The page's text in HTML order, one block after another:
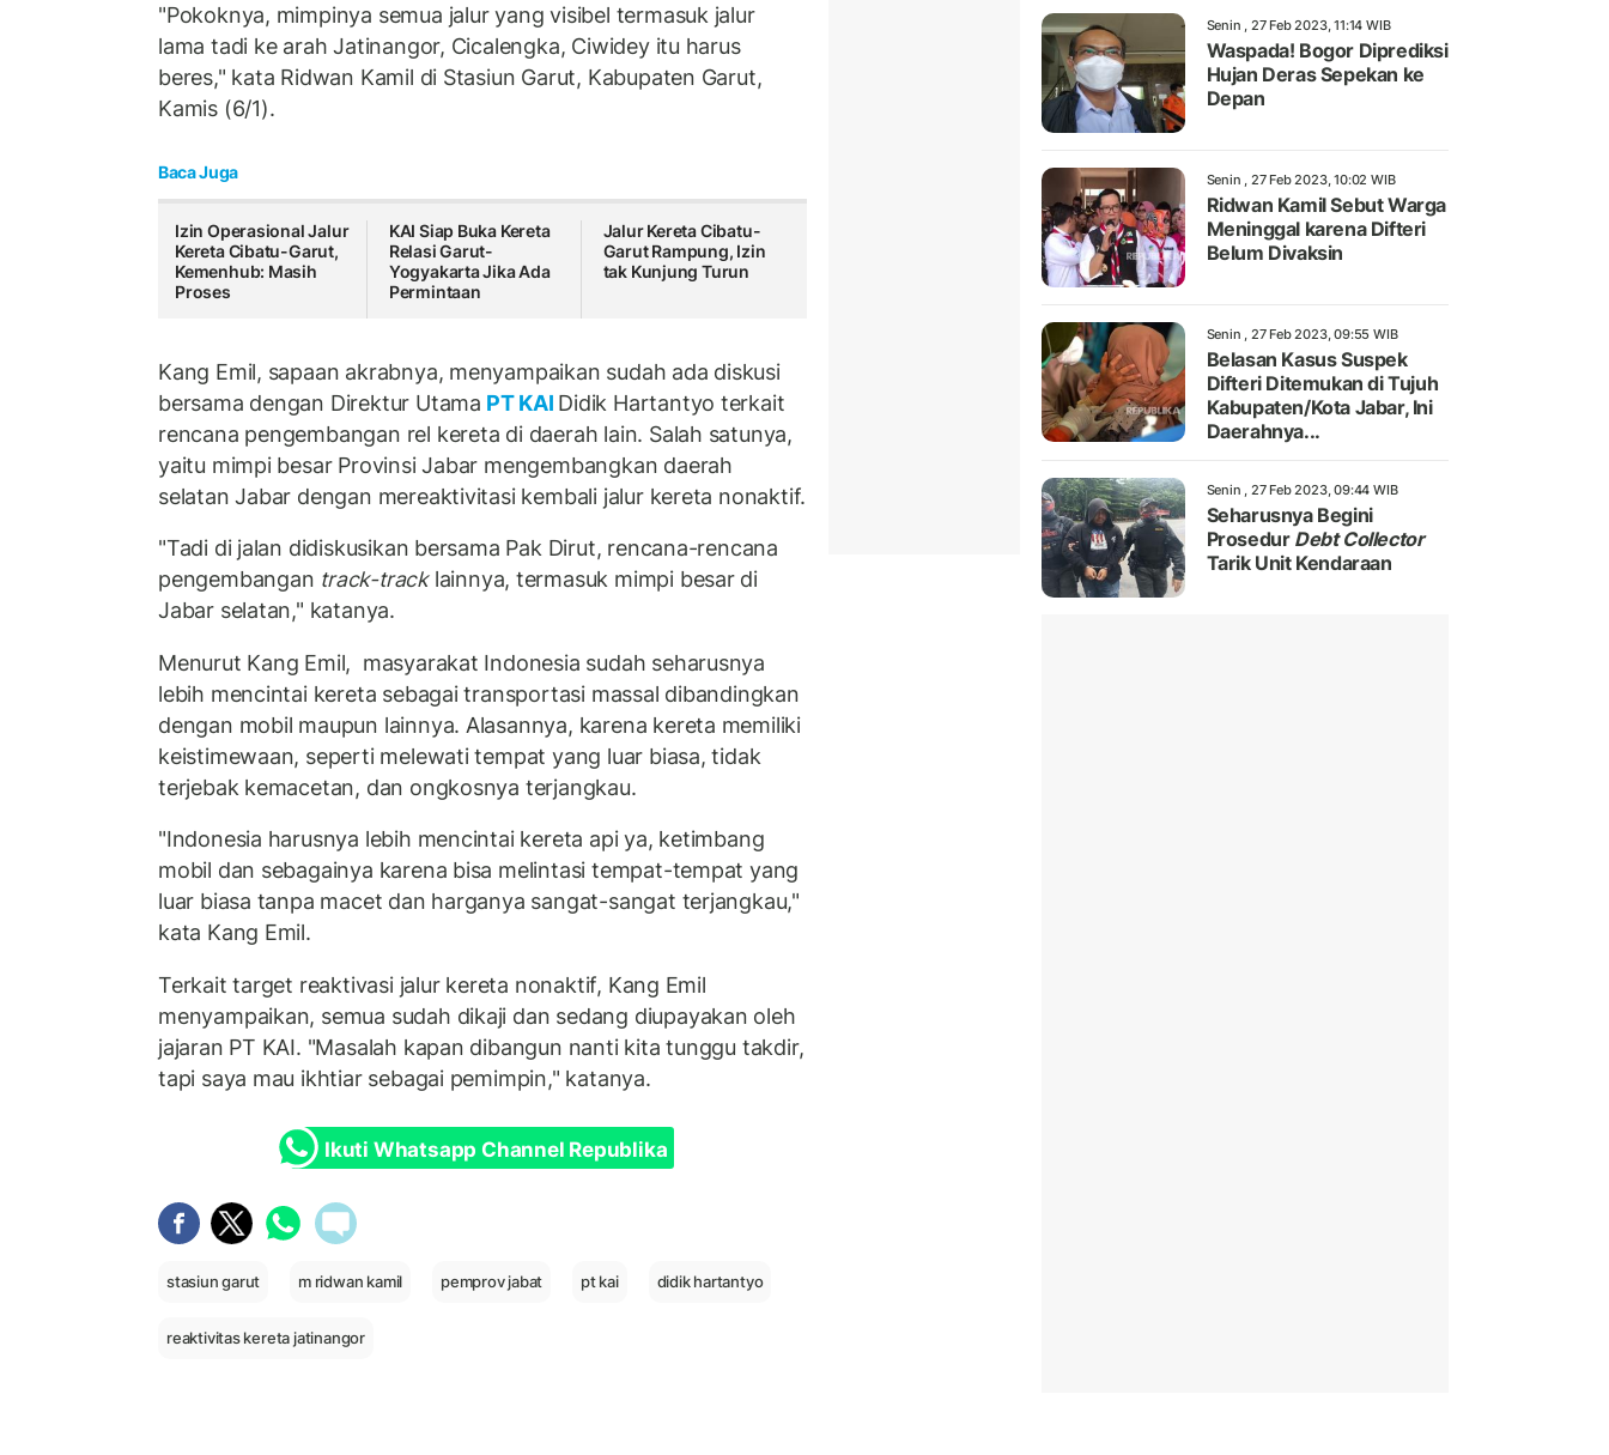
"Pokoknya, mimpinya semua jalur yang visibel termasuk jalur
lama tadi ke arah Jatinangor, Cicalengka, Ciwidey itu harus
beres," kata Ridwan Kamil di Stasiun Garut, Kabupaten Garut,
Kamis (6/1).
Baca Juga
Izin Operasional Jalur
Kereta Cibatu-Garut,
Kemenhub: Masih
Proses
KAI Siap Buka Kereta
Relasi Garut-
Yogyakarta Jika Ada
Permintaan
Jalur Kereta Cibatu-
Garut Rampung, Izin
tak Kunjung Turun
Kang Emil, sapaan akrabnya, menyampaikan sudah ada diskusi
bersama dengan Direktur Utama PT KAI Didik Hartantyo terkait
rencana pengembangan rel kereta di daerah lain. Salah satunya,
yaitu mimpi besar Provinsi Jabar mengembangkan daerah
selatan Jabar dengan mereaktivitasi kembali jalur kereta nonaktif.
"Tadi di jalan didiskusikan bersama Pak Dirut, rencana-rencana
pengembangan track-tracklainnya, termasuk mimpi besar di
Jabar selatan," katanya.
Menurut Kang Emil, masyarakat Indonesia sudah seharusnya
lebih mencintai kereta sebagai transportasi massal dibandingkan
dengan mobil maupun lainnya. Alasannya, karena kereta memiliki
keistimewaan, seperti melewati tempat yang luar biasa, tidak
terjebak kemacetan, dan ongkosnya terjangkau.
"Indonesia harusnya lebih mencintai kereta api ya, ketimbang
mobil dan sebagainya karena bisa melintasi tempat-tempat yang
luar biasa tanpa macet dan harganya sangat-sangat terjangkau,"
kata Kang Emil.
Terkait target reaktivasi jalur kereta nonaktif, Kang Emil
menyampaikan, semua sudah dikaji dan sedang diupayakan oleh
jajaran PT KAI. "Masalah kapan dibangun nanti kita tunggu takdir,
tapi saya mau ikhtiar sebagai pemimpin," katanya.
Ikuti Whatsapp Channel Republika
stasiun garut m ridwan kamil pemprov jabat pt kai didik hartantyo
reaktivitas kereta jatinangor
Senin , 27 Feb 2023, 11:14 WIB
Waspada! Bogor Diprediksi
Hujan Deras Sepekan ke
Depan
Senin , 27 Feb 2023, 10:02 WIB
Ridwan Kamil Sebut Warga
Meninggal karena Difteri
Belum Divaksin
Senin , 27 Feb 2023, 09:55 WIB
Belasan Kasus Suspek
Difteri Ditemukan di Tujuh
Kabupaten/Kota Jabar, Ini
Daerahnya...
Senin , 27 Feb 2023, 09:44 WIB
Seharusnya Begini
Prosedur Debt Collector
Tarik Unit Kendaraan